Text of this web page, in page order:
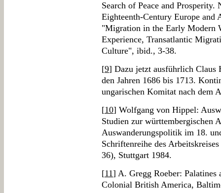
Search of Peace and Prosperity.
Eighteenth-Century Europe and
"Migration in the Early Modern
Experience, Transatlantic
Culture", ibid., 3-38.
[9] Dazu jetzt ausführlich Claus
den Jahren 1686 bis 1713.
ungarischen Komitat nach dem
[10] Wolfgang von Hippel:
Studien zur württembergischen
Auswanderungspolitik im 18.
Schriftenreihe des
36), Stuttgart 1984.
[11] A. Gregg Roeber:
Colonial British America,